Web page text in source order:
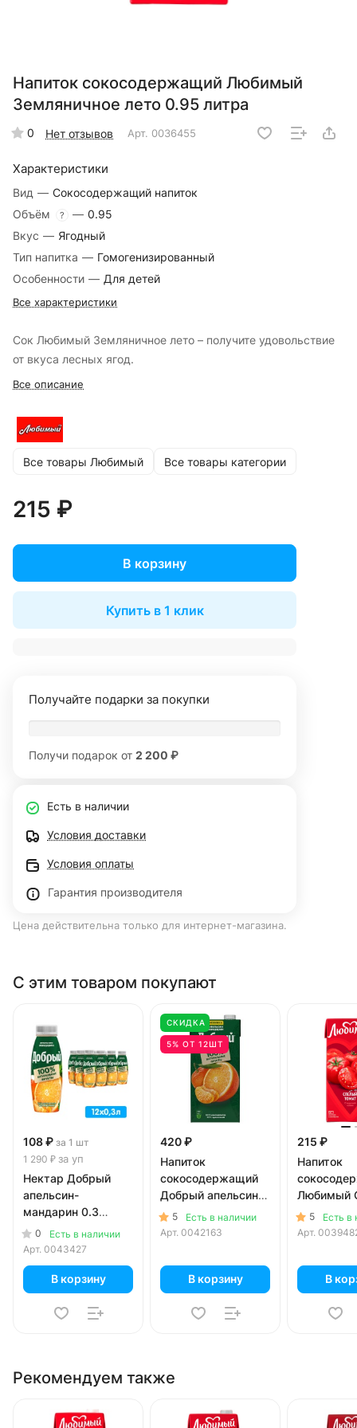
Напиток сокосодержащий Любимый
Земляничное лето 0.95 литра
0 Нет отзывов Арт. 0036455
Характеристики
Вид — Сокосодержащий напиток
Объём
? — 0.95
Вкус — Ягодный
Тип напитка — Гомогенизированный
Особенности — Для детей
Все характеристики
Сок Любимый Земляничное лето – получите удовольствие
от вкуса лесных ягод.
Все описание
Все товары Любимый Все товары категории
215 ₽
В корзину
Купить в 1 клик
Получайте подарки за покупки
Получи подарок от 2 200 ₽
Есть в наличии
Условия доставки
Условия оплаты
Гарантия производителя
Цена действительна только для интернет-магазина.
С этим товаром покупают
108 ₽ за 1 шт
1 290 ₽ за уп
Нектар Добрый
апельсин-
мандарин 0.3
литра, пэт, 12 шт. в
уп.
0
Есть в наличии
Арт. 0043427
В корзину
СКИДКА
5% ОТ 12ШТ
420 ₽
Напиток
сокосодержащий
Добрый апельсин
мандарин 2 литра
5
Есть в наличии
Арт. 0042163
В корзину
215 ₽
Напиток
Любимый
томат
5
Есть в
Арт.
В
Рекомендуем также